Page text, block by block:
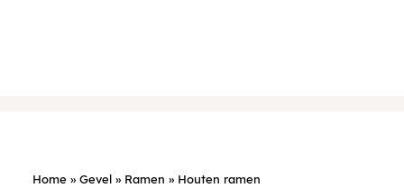
Home » Gevel» Ramen » Houten ramen